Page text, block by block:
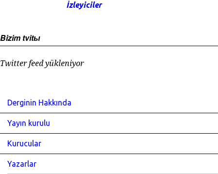
İzleyiciler
Bizim tvitы
Twitter feed yükleniyor
Derginin Hakkında
Yayın kurulu
Kurucular
Yazarlar